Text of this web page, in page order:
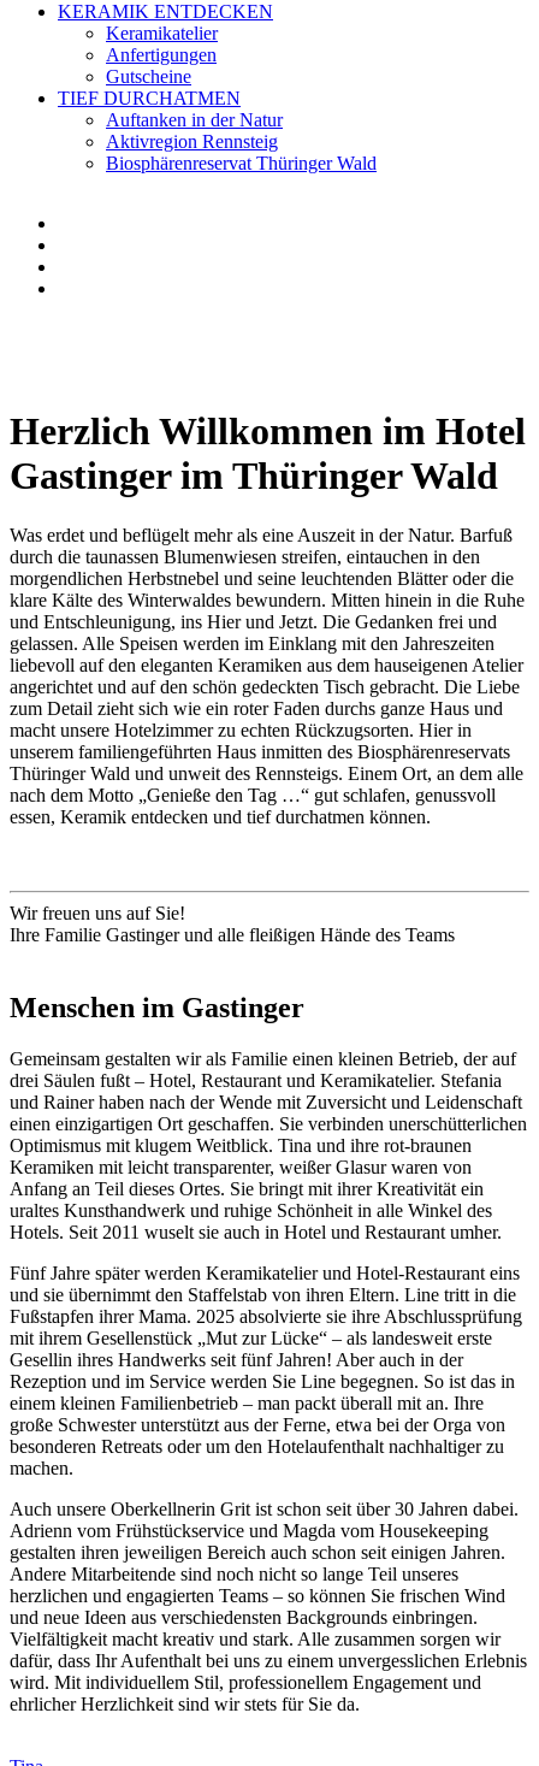
KERAMIK ENTDECKEN
Keramikatelier
Anfertigungen
Gutscheine
TIEF DURCHATMEN
Auftanken in der Natur
Aktivregion Rennsteig
Biosphärenreservat Thüringer Wald
Herzlich Willkommen im Hotel
Gastinger im Thüringer Wald
Was erdet und beflügelt mehr als eine Auszeit in der Natur. Barfuß
durch die taunassen Blumenwiesen streifen, eintauchen in den
morgendlichen Herbstnebel und seine leuchtenden Blätter oder die
klare Kälte des Winterwaldes bewundern. Mitten hinein in die Ruhe
und Entschleunigung, ins Hier und Jetzt. Die Gedanken frei und
gelassen. Alle Speisen werden im Einklang mit den Jahreszeiten
liebevoll auf den eleganten Keramiken aus dem hauseigenen Atelier
angerichtet und auf den schön gedeckten Tisch gebracht. Die Liebe
zum Detail zieht sich wie ein roter Faden durchs ganze Haus und
macht unsere Hotelzimmer zu echten Rückzugsorten. Hier in
unserem familiengeführten Haus inmitten des Biosphärenreservats
Thüringer Wald und unweit des Rennsteigs. Einem Ort, an dem alle
nach dem Motto „Genieße den Tag …“ gut schlafen, genussvoll
essen, Keramik entdecken und tief durchatmen können.
Wir freuen uns auf Sie!
Ihre Familie Gastinger und alle fleißigen Hände des Teams
Menschen im Gastinger
Gemeinsam gestalten wir als Familie einen kleinen Betrieb, der auf
drei Säulen fußt – Hotel, Restaurant und Keramikatelier. Stefania
und Rainer haben nach der Wende mit Zuversicht und Leidenschaft
einen einzigartigen Ort geschaffen. Sie verbinden unerschütterlichen
Optimismus mit klugem Weitblick. Tina und ihre rot-braunen
Keramiken mit leicht transparenter, weißer Glasur waren von
Anfang an Teil dieses Ortes. Sie bringt mit ihrer Kreativität ein
uraltes Kunsthandwerk und ruhige Schönheit in alle Winkel des
Hotels. Seit 2011 wuselt sie auch in Hotel und Restaurant umher.
Fünf Jahre später werden Keramikatelier und Hotel-Restaurant eins
und sie übernimmt den Staffelstab von ihren Eltern. Line tritt in die
Fußstapfen ihrer Mama. 2025 absolvierte sie ihre Abschlussprüfung
mit ihrem Gesellenstück „Mut zur Lücke“ – als landesweit erste
Gesellin ihres Handwerks seit fünf Jahren! Aber auch in der
Rezeption und im Service werden Sie Line begegnen. So ist das in
einem kleinen Familienbetrieb – man packt überall mit an. Ihre
große Schwester unterstützt aus der Ferne, etwa bei der Orga von
besonderen Retreats oder um den Hotelaufenthalt nachhaltiger zu
machen.
Auch unsere Oberkellnerin Grit ist schon seit über 30 Jahren dabei.
Adrienn vom Frühstückservice und Magda vom Housekeeping
gestalten ihren jeweiligen Bereich auch schon seit einigen Jahren.
Andere Mitarbeitende sind noch nicht so lange Teil unseres
herzlichen und engagierten Teams – so können Sie frischen Wind
und neue Ideen aus verschiedensten Backgrounds einbringen.
Vielfältigkeit macht kreativ und stark. Alle zusammen sorgen wir
dafür, dass Ihr Aufenthalt bei uns zu einem unvergesslichen Erlebnis
wird. Mit individuellem Stil, professionellem Engagement und
ehrlicher Herzlichkeit sind wir stets für Sie da.